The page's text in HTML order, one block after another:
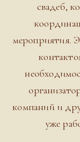
свадеб,
мероприятия.
компаний и
уже